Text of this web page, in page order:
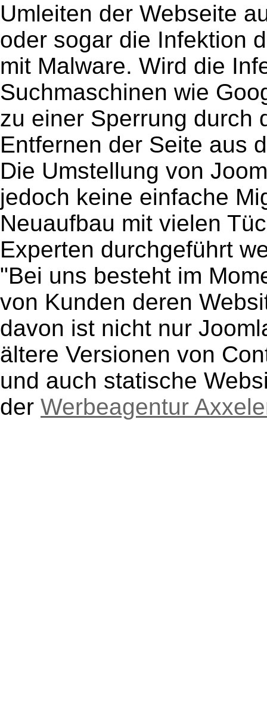
Umleiten der Webseite
oder sogar die Infektion
mit Malware. Wird die
Suchmaschinen wie
zu einer Sperrung durch
Entfernen der Seite aus
Die Umstellung von
jedoch keine einfache
Neuaufbau mit vielen
Experten durchgeführt
"Bei uns besteht im
von Kunden deren
davon ist nicht nur
ältere Versionen von
und auch statische
der Werbeagentur